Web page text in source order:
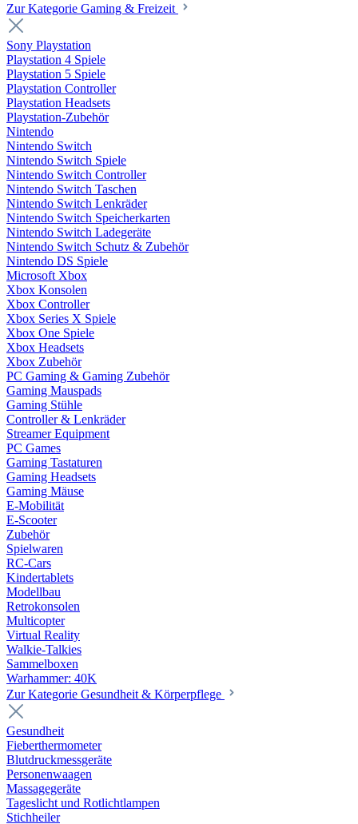
Zur Kategorie Gaming & Freizeit
Sony Playstation
Playstation 4 Spiele
Playstation 5 Spiele
Playstation Controller
Playstation Headsets
Playstation-Zubehör
Nintendo
Nintendo Switch
Nintendo Switch Spiele
Nintendo Switch Controller
Nintendo Switch Taschen
Nintendo Switch Lenkräder
Nintendo Switch Speicherkarten
Nintendo Switch Ladegeräte
Nintendo Switch Schutz & Zubehör
Nintendo DS Spiele
Microsoft Xbox
Xbox Konsolen
Xbox Controller
Xbox Series X Spiele
Xbox One Spiele
Xbox Headsets
Xbox Zubehör
PC Gaming & Gaming Zubehör
Gaming Mauspads
Gaming Stühle
Controller & Lenkräder
Streamer Equipment
PC Games
Gaming Tastaturen
Gaming Headsets
Gaming Mäuse
E-Mobilität
E-Scooter
Zubehör
Spielwaren
RC-Cars
Kindertablets
Modellbau
Retrokonsolen
Multicopter
Virtual Reality
Walkie-Talkies
Sammelboxen
Warhammer: 40K
Zur Kategorie Gesundheit & Körperpflege
Gesundheit
Fieberthermometer
Blutdruckmessgeräte
Personenwaagen
Massagegeräte
Tageslicht und Rotlichtlampen
Stichheiler